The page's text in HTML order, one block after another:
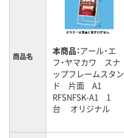
商品名 本商品：アール・エ
フ・ヤマカワ スナ
ップフレームスタン
ド 片面 A1
RFSNFSK-A1 1
台 オリジナル